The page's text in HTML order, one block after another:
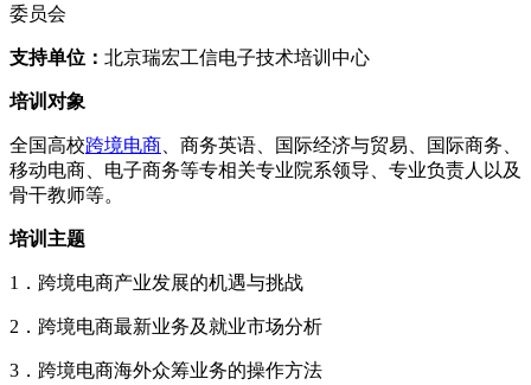
委员会
支持单位： 北京瑞宏工信电子技术培训中心
培训对象
全国高校跨境电商 、商务英语、国际经济与贸易、国际商务、
移动电商、电子商务等专相关专业院系领导、专业负责人以及
骨干教师等。
培训主题
1．跨境电商产业发展的机遇与挑战
2．跨境电商最新业务及就业市场分析
3．跨境电商海外众筹业务的操作方法